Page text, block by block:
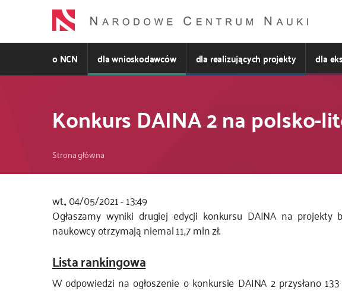
o NCN dla wnioskodawców dla realizujących projekty dla
Konkurs DAINA 2 na polsko-
Ścieżka
nawigacyjna
Strona główna
wt., 04/05/2021 - 13:49
Ogłaszamy wyniki drugiej edycji konkursu DAINA na projekty
naukowcy otrzymają niemal 11,7 mln zł.
Lista rankingowa
W odpowiedzi na ogłoszenie o konkursie DAINA 2 przysłano